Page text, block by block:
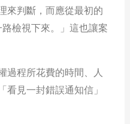
來判斷，而應從最初的
檢視下來。」這也讓案
過程所花費的時間、人
看見一封錯誤通知信」